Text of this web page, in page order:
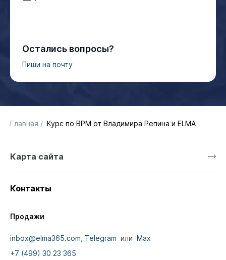
Остались вопросы?
Пиши на почту
Главная / Курс по BPM от Владимира Репина и ELMA
Карта сайта
Контакты
Продажи
inbox@elma365.com Telegram или Max
+7 (499) 30 23 365